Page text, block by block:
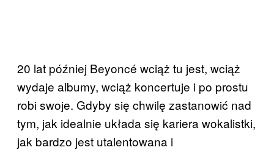
20 lat później Beyoncé wciąż tu jest, wciąż
wydaje albumy, wciąż koncertuje i po prostu
robi swoje. Gdyby się chwilę zastanowić nad
tym, jak idealnie układa się kariera wokalistki,
jak bardzo jest utalentowana i